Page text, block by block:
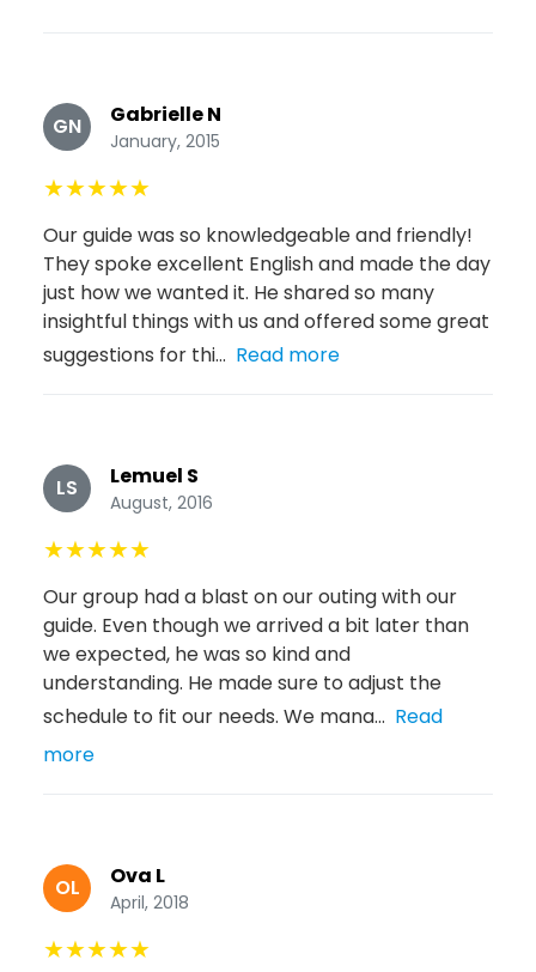
GN Gabrielle N
January, 2015
★★★★★
Our guide was so knowledgeable and friendly!
They spoke excellent English and made the day
just how we wanted it. He shared so many
insightful things with us and offered some great
suggestions for thi... Read more
LS Lemuel S
August, 2016
★★★★★
Our group had a blast on our outing with our
guide. Even though we arrived a bit later than
we expected, he was so kind and
understanding. He made sure to adjust the
schedule to fit our needs. We mana... Read
more
OL Ova L
April, 2018
★★★★★